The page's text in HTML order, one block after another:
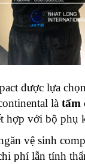
được lựa
là tấm
hợp với bộ phụ
vệ sinh
phí lẫn tính